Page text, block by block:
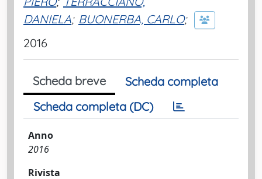
DANIELA; BUONERBA, CARLO;
2016
Scheda breve
Scheda completa
Scheda completa (DC)
Anno
2016
Rivista